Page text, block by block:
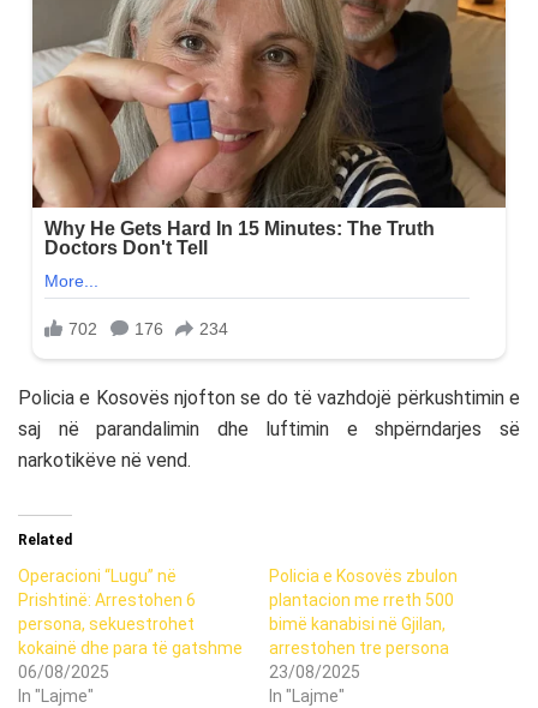
Policia e Kosovës njofton se do të vazhdojë përkushtimin e
saj në parandalimin dhe luftimin e shpërndarjes së
narkotikëve në vend.
Related
Operacioni “Lugu” në
Prishtinë: Arrestohen 6
persona, sekuestrohet
kokainë dhe para të gatshme
06/08/2025
In "Lajme"
Policia e Kosovës zbulon
plantacion me rreth 500
bimë kanabisi në Gjilan,
arrestohen tre persona
23/08/2025
In "Lajme"